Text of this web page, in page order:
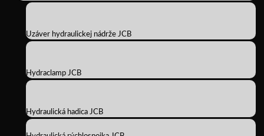
Uzáver hydraulickej nádrže JCB
Hydraclamp JCB
Hydraulická hadica JCB